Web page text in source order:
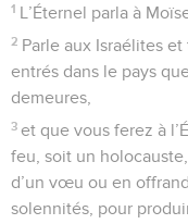
1 L’Éternel parla à
2 Parle aux Israélites
entrés dans le pays
demeures,
3 et que vous ferez à
feu, soit un
d’un vœu ou en
solennités, pour